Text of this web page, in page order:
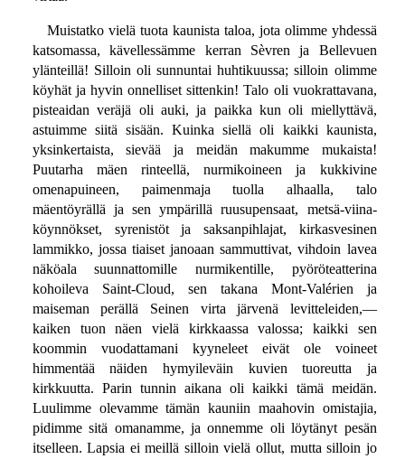
Muistatko vielä tuota kaunista taloa, jota olimme yhdessä
katsomassa, kävellessämme kerran Sèvren ja Bellevuen
ylänteillä! Silloin oli sunnuntai huhtikuussa; silloin olimme
köyhät ja hyvin onnelliset sittenkin! Talo oli vuokrattavana,
pisteaidan veräjä oli auki, ja paikka kun oli miellyttävä,
astuimme siitä sisään. Kuinka siellä oli kaikki kaunista,
yksinkertaista, sievää ja meidän makumme mukaista!
Puutarha mäen rinteellä, nurmikoineen ja kukkivine
omenapuineen, paimenmaja tuolla alhaalla, talo
mäentöyrällä ja sen ympärillä ruusupensaat, metsä-viina-
köynnökset, syrenistöt ja saksanpihlajat, kirkasvesinen
lammikko, jossa tiaiset janoaan sammuttivat, vihdoin lavea
näköala suunnattomille nurmikentille, pyöröteatterina
kohoileva Saint-Cloud, sen takana Mont-Valérien ja
maiseman perällä Seinen virta järvenä levitteleiden,—
kaiken tuon näen vielä kirkkaassa valossa; kaikki sen
koommin vuodattamani kyyneleet eivät ole voineet
himmentää näiden hymyileväin kuvien tuoreutta ja
kirkkuutta. Parin tunnin aikana oli kaikki tämä meidän.
Luulimme olevamme tämän kauniin maahovin omistajia,
pidimme sitä omanamme, ja onnemme oli löytänyt pesän
itselleen. Lapsia ei meillä silloin vielä ollut, mutta silloin jo